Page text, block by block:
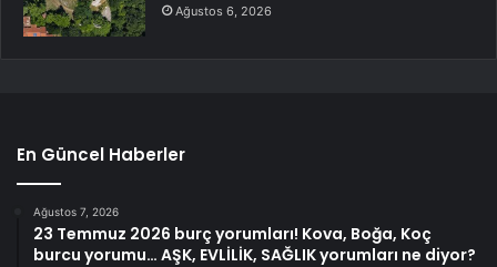
Ağustos 6, 2026
En Güncel Haberler
Ağustos 7, 2026
23 Temmuz 2026 burç yorumları! Kova, Boğa, Koç
burcu yorumu… AŞK, EVLİLİK, SAĞLIK yorumları ne diyor?